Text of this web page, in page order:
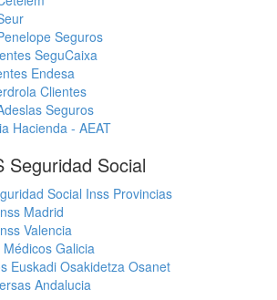
Seguros
SeguCaixa
Endesa
Clientes
Seguros
Hacienda - AEAT
Seguridad Social
Social Inss Provincias
Madrid
Valencia
Galicia
Euskadi Osakidetza Osanet
Andalucia